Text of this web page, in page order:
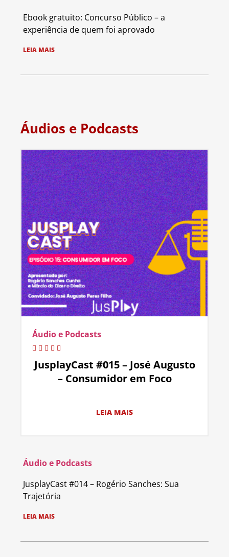
Ebook gratuito: Concurso Público – a
experiência de quem foi aprovado
LEIA MAIS
Áudios e Podcasts
Áudio e Podcasts
JusplayCast #015 – José Augusto
– Consumidor em Foco
LEIA MAIS
Áudio e Podcasts
JusplayCast #014 – Rogério Sanches: Sua
Trajetória
LEIA MAIS